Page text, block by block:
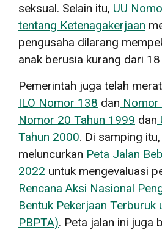
seksual. Selain itu, UU
tentang Ketenagakerjaan
pengusaha dilarang
anak berusia kurang dari 18
Pemerintah juga telah
ILO Nomor 138 dan Nomor
Nomor 20 Tahun 1999 dan
Tahun 2000. Di samping
meluncurkan Peta Jalan
2022 untuk mengevaluasi
Rencana Aksi Nasional
Bentuk Pekerjaan Terburuk
PBPTA). Peta jalan ini juga